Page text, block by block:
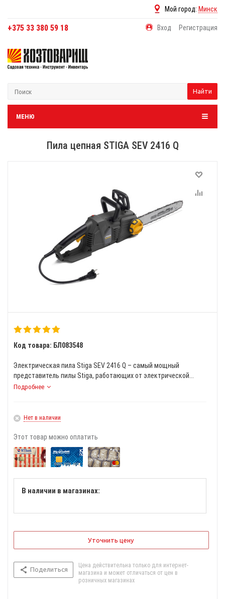
Мой город: Минск
+375 33 380 59 18 Вход Регистрация
Найти
МЕНЮ
Пила цепная STIGA SEV 2416 Q
Код товара: БЛ083548
Электрическая пила Stiga SEV 2416 Q – самый мощный
представитель пилы Stiga, работающих от электрической...
Подробнее
Нет в наличии
Этот товар можно оплатить
В наличии в магазинах:
Уточнить цену
Поделиться
Цена действительна только для интернет-
магазина и может отличаться от цен в
розничных магазинах